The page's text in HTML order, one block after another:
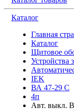
Каталог
Главная
Каталог
Щитовое
Устройства
IEK
ВА 47-29 С
4п
Авт. выкл.